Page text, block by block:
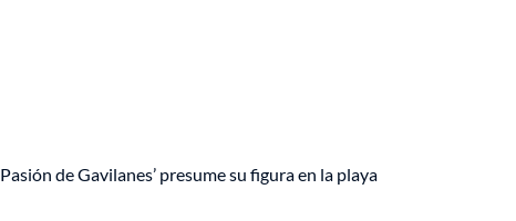
de Gavilanes’ presume su figura en la playa